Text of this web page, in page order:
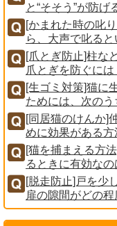
と“そそう”が防げ
[かまれた時の叱
ら、大声で叱る
[爪とぎ防止]柱な
爪とぎを防ぐには
[生ゴミ対策]猫に
ためには、次の
[同居猫のけんか]
めに効果がある方
[猫を捕まえる方
るときに有効な
[脱走防止]戸を少
扉の隙間がどの